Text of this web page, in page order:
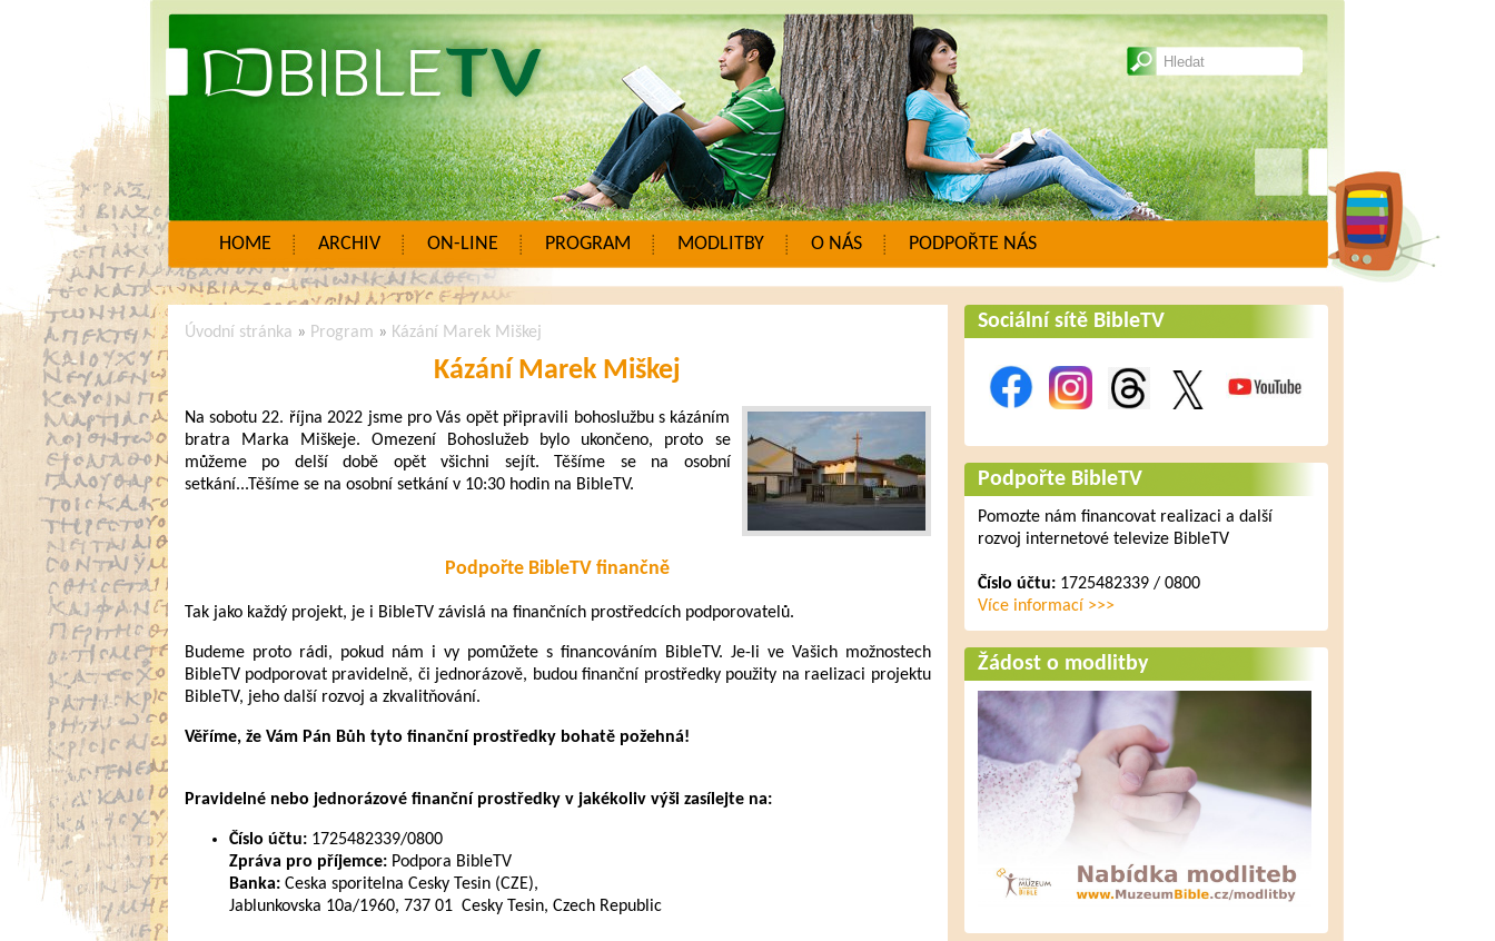
HOME ARCHIV ON-LINE PROGRAM MODLITBY O NÁS PODPOŘTE NÁS
Úvodní stránka » Program » Kázání Marek Miškej
Kázání Marek Miškej
Na sobotu 22. října 2022 jsme pro Vás opět připravili bohoslužbu s kázáním
bratra Marka Miškeje. Omezení Bohoslužeb bylo ukončeno, proto se
můžeme po delší době opět všichni sejít. Těšíme se na osobní
setkání...Těšíme se na osobní setkání v 10:30 hodin na BibleTV.
Podpořte BibleTV finančně
Tak jako každý projekt, je i BibleTV závislá na finančních prostředcích podporovatelů.
Budeme proto rádi, pokud nám i vy pomůžete s financováním BibleTV. Je-li ve Vašich možnostech
BibleTV podporovat pravidelně, či jednorázově, budou finanční prostředky použity na raelizaci projektu
BibleTV, jeho další rozvoj a zkvalitňování.
Věříme, že Vám Pán Bůh tyto finanční prostředky bohatě požehná!
Pravidelné nebo jednorázové finanční prostředky v jakékoliv výši zasílejte na:
Číslo účtu:1725482339/0800
Zpráva pro příjemce:Podpora BibleTV
Banka:Ceska sporitelna Cesky Tesin (CZE),
Jablunkovska 10a/1960, 737 01 Cesky Tesin, Czech Republic
Sociální sítě BibleTV
Podpořte BibleTV
Pomozte nám financovat realizaci a další
rozvoj internetové televize BibleTV
Číslo účtu:1725482339 / 0800
Více informací >>>
Žádost o modlitby